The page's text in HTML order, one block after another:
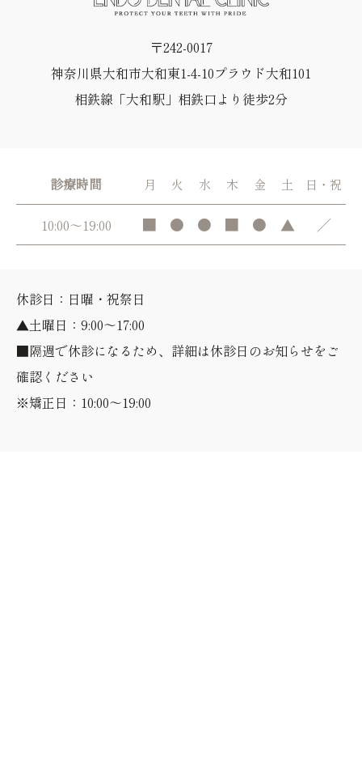
〒242-0017
神奈川県大和市大和東1-4-10プラウド大和101
相鉄線「大和駅」相鉄口より徒歩2分
診療時間 月 火 水 木 金 土 日・祝
10:00～19:00 ■ ● ● ■ ● ▲ ／
休診日：日曜・祝祭日
▲土曜日：9:00～17:00
■隔週で休診になるため、詳細は休診日のお知らせをご
確認ください
※矯正日：10:00～19:00